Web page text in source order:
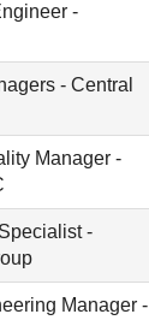
-
- Central
Manager -
-
Manager -